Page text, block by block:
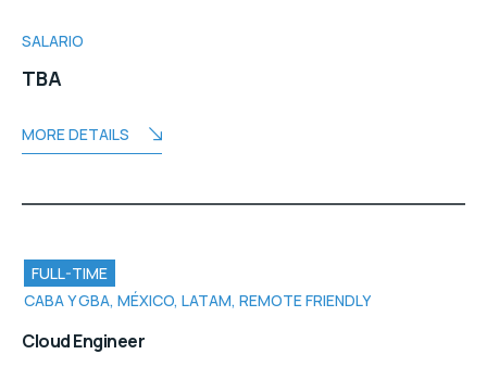
SALARIO
TBA
MORE DETAILS
FULL-TIME
CABA Y GBA, MÉXICO, LATAM, REMOTE FRIENDLY
Cloud Engineer